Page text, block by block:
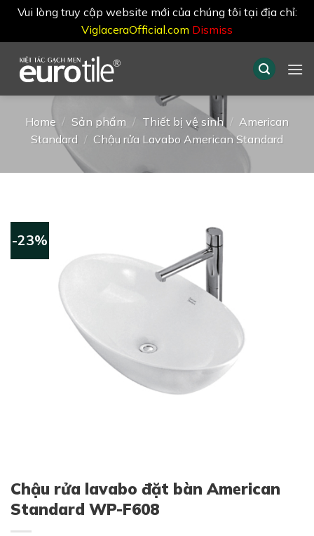
Vui lòng truy cập website mới của chúng tôi tại địa chỉ:
ViglaceraOfficial.com Dismiss
content
Home / Sản phẩm / Thiết bị vệ sinh / American
Standard / Chậu rửa Lavabo American Standard
-23%
Chậu rửa lavabo đặt bàn American
Standard WP-F608